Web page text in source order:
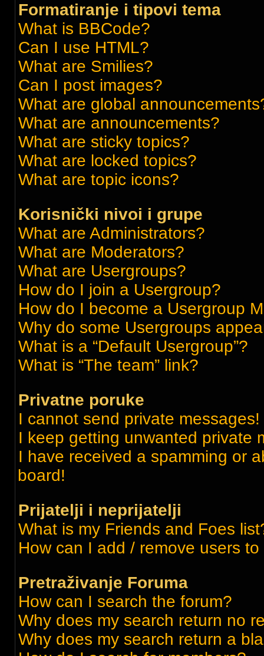
Formatiranje i tipovi tema
What is BBCode?
Can I use HTML?
What are Smilies?
Can I post images?
What are global
What are announcements?
What are sticky topics?
What are locked topics?
What are topic icons?
Korisnički nivoi i grupe
What are Administrators?
What are Moderators?
What are Usergroups?
How do I join a Usergroup?
How do I become a Usergroup
Why do some Usergroups
What is a “Default Usergroup”?
What is “The team” link?
Privatne poruke
I cannot send private messages!
I keep getting unwanted private
I have received a spamming or
board!
Prijatelji i neprijatelji
What is my Friends and Foes
How can I add / remove users
Pretraživanje Foruma
How can I search the forum?
Why does my search return no
Why does my search return a